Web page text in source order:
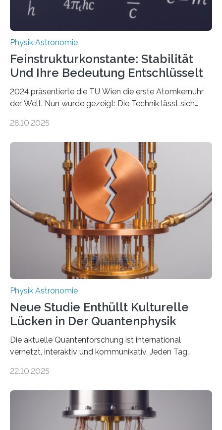
Physik Astronomie
Feinstrukturkonstante: Stabilität
Und Ihre Bedeutung Entschlüsselt
2024 präsentierte die TU Wien die erste Atomkernuhr
der Welt. Nun wurde gezeigt: Die Technik lässt sich
fundamentalen Physik nachzugehen. Thorium-
Messungen verwenden. Das hatte man jahrzehntelang
vermutet, weltweit war nach den passenden
Atomkern-Zuständen gesucht worden, 2024 gelang
einem Team der TU Wien mit Unterstützung
internationaler Partner der entscheidende Durchbruch:
Der lange diskutierte Thorium-Kernübergang wurde
gefunden. Kurz darauf konnte man zeigen, dass sich
Thorium tatsächlich nutzen lässt, um hochpräzise…
28.10.2025
Physik Astronomie
Neue Studie Enthüllt Kulturelle
Lücken in Der Quantenphysik
Die aktuelle Quantenforschung ist international
vernetzt, interaktiv und kommunikativ. Jeden Tag
oft von Autor*innen, die eng zusammenarbeiten. Neue
werden schnell weiterentwickelt. Dies ist der Alltag in
der Forschung der Quantentheorie, die dieses Jahr 100
22.10.2025